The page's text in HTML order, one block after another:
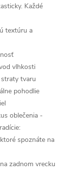
Každé
textúru a
vlhkosti
tvaru
pohodlie
oblečenia -
spoznáte na
zadnom vrecku